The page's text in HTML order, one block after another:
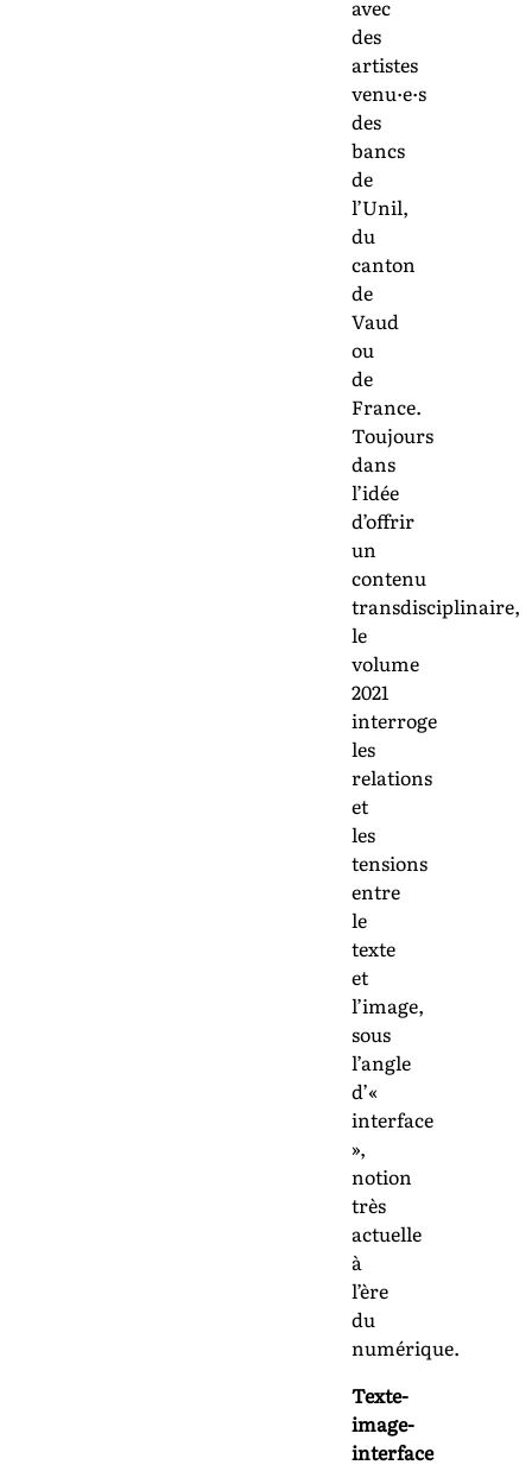
avec
des
artistes
venu·e·s
des
bancs
de
l’Unil,
du
canton
de
Vaud
ou
de
France.
Toujours
dans
l’idée
d’offrir
un
contenu
transdisciplinaire,
le
volume
2021
interroge
les
relations
et
les
tensions
entre
le
texte
et
l’image,
sous
l’angle
d’«
interface
»,
notion
très
actuelle
à
l’ère
du
numérique.
Texte-
image-
interface